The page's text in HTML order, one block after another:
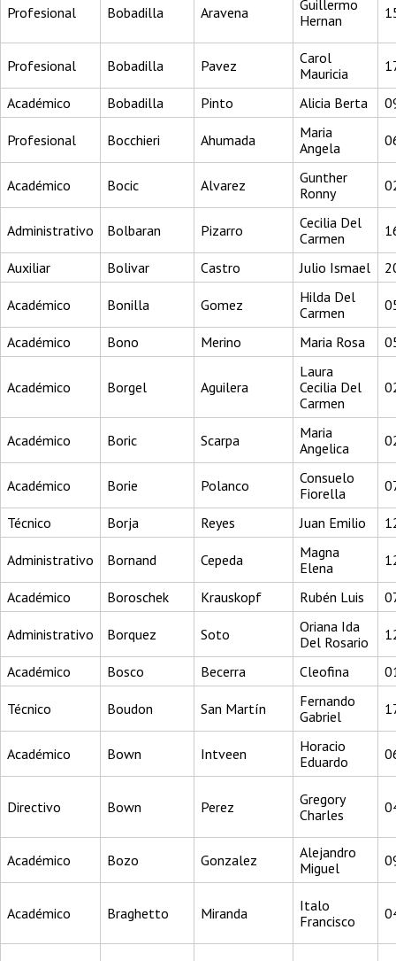
Profesional Bobadilla Aravena
Guillermo
Hernan
Profesional Bobadilla Pavez
Carol
Mauricia
Académico Bobadilla Pinto Alicia Berta
Profesional Bocchieri Ahumada
Maria
Angela
Académico Bocic Alvarez
Gunther
Ronny
Administrativo Bolbaran Pizarro
Cecilia Del
Carmen
Auxiliar Bolivar Castro Julio Ismael
Académico Bonilla Gomez
Hilda Del
Carmen
Académico Bono Merino Maria Rosa
Académico Borgel Aguilera
Laura
Cecilia Del
Carmen
Académico Boric Scarpa
Maria
Angelica
Académico Borie Polanco
Consuelo
Fiorella
Técnico Borja Reyes Juan Emilio
Administrativo Bornand Cepeda
Magna
Elena
Académico Boroschek Krauskopf Rubén Luis
Administrativo Borquez Soto
Oriana Ida
Del Rosario
Académico Bosco Becerra Cleofina
Técnico Boudon San Martín
Fernando
Gabriel
Académico Bown Intveen
Horacio
Eduardo
Directivo Bown Perez
Gregory
Charles
Académico Bozo Gonzalez
Alejandro
Miguel
Académico Braghetto Miranda
Italo
Francisco